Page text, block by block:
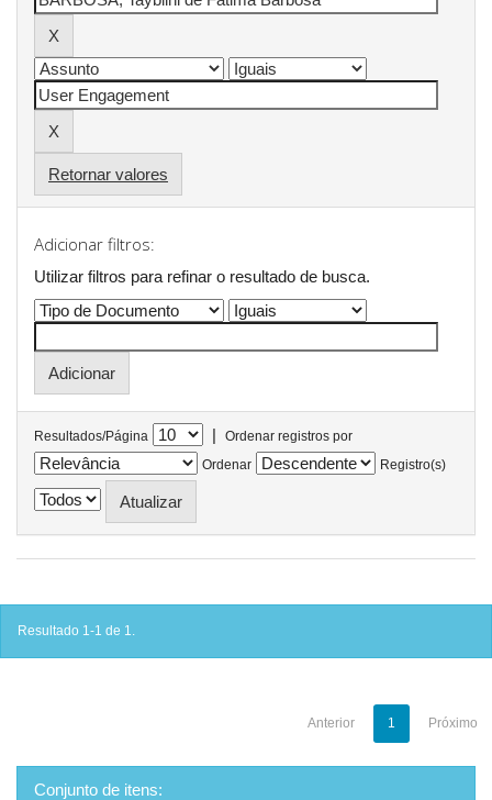
Retornar valores
Adicionar filtros:
Utilizar filtros para refinar o resultado de busca.
Resultados/Página |
Ordenar registros por
Ordenar
Registro(s)
Resultado 1-1 de 1.
Anterior 1 Próximo
Conjunto de itens: